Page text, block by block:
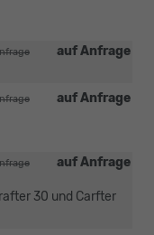
auf Anfrage
auf Anfrage
auf Anfrage
30 und Carfter